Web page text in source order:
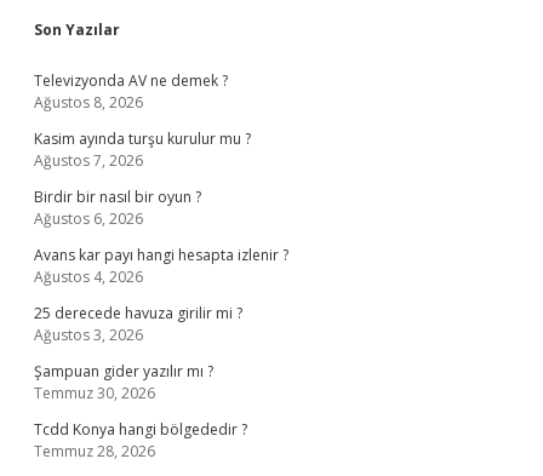
Son Yazılar
Televizyonda AV ne demek ?
Ağustos 8, 2026
Kasim ayında turşu kurulur mu ?
Ağustos 7, 2026
Birdir bir nasıl bir oyun ?
Ağustos 6, 2026
Avans kar payı hangi hesapta izlenir ?
Ağustos 4, 2026
25 derecede havuza girilir mi ?
Ağustos 3, 2026
Şampuan gider yazılır mı ?
Temmuz 30, 2026
Tcdd Konya hangi bölgededir ?
Temmuz 28, 2026